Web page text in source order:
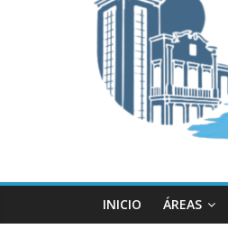
INICIO ÁREAS